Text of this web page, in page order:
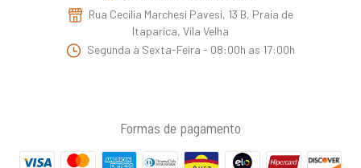
Rua Cecilia Marchesi Pavesi, 13 B, Praia de
Itaparica, Vila Velha
Segunda à Sexta-Feira - 08:00h as 17:00h
Formas de pagamento